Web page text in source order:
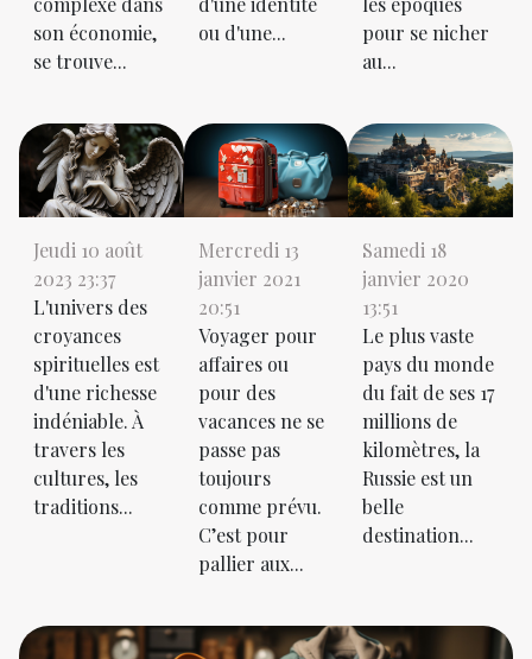
son économie,
se trouve...
ou d'une...
pour se nicher
au...
Jeudi 10 août
2023 23:37
L'univers des
croyances
spirituelles est
d'une richesse
indéniable. À
travers les
cultures, les
traditions...
Mercredi 13
janvier 2021
20:51
Voyager pour
affaires ou
pour des
vacances ne se
passe pas
toujours
comme prévu.
C’est pour
pallier aux...
Samedi 18
janvier 2020
13:51
Le plus vaste
pays du monde
du fait de ses 17
millions de
kilomètres, la
Russie est un
belle
destination...